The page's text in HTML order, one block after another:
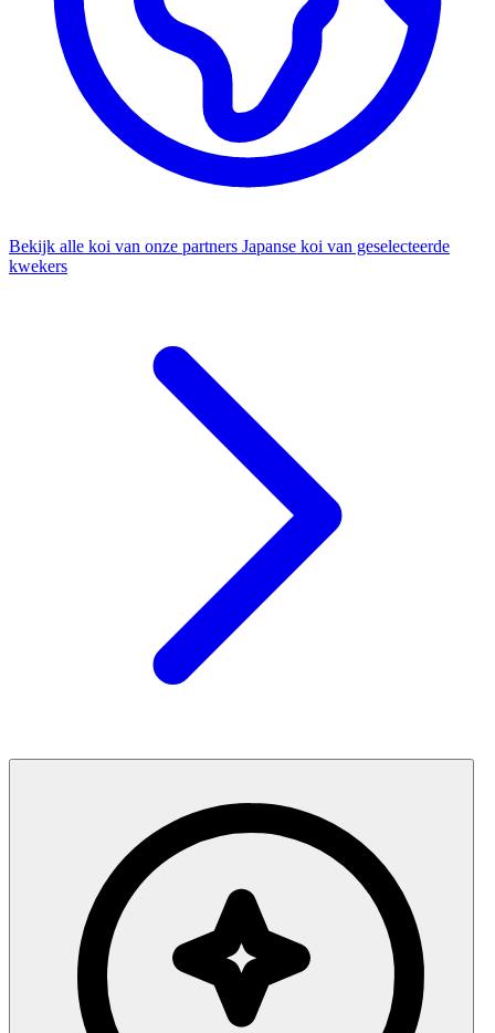
Bekijk alle koi van onze partners Japanse koi van geselecteerde
kwekers